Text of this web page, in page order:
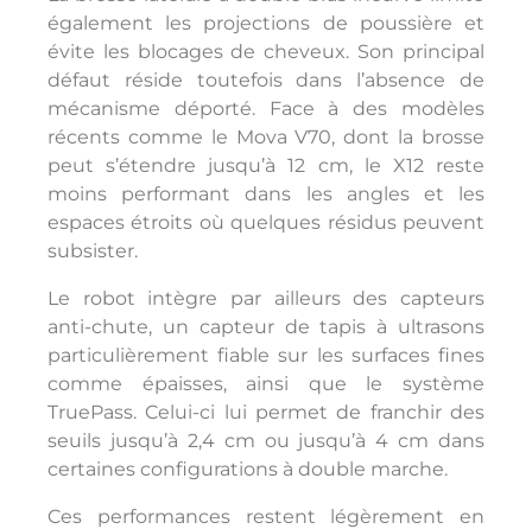
également les projections de poussière et
évite les blocages de cheveux. Son principal
défaut réside toutefois dans l’absence de
mécanisme déporté. Face à des modèles
récents comme le Mova V70, dont la brosse
peut s’étendre jusqu’à 12 cm, le X12 reste
moins performant dans les angles et les
espaces étroits où quelques résidus peuvent
subsister.
Le robot intègre par ailleurs des capteurs
anti-chute, un capteur de tapis à ultrasons
particulièrement fiable sur les surfaces fines
comme épaisses, ainsi que le système
TruePass. Celui-ci lui permet de franchir des
seuils jusqu’à 2,4 cm ou jusqu’à 4 cm dans
certaines configurations à double marche.
Ces performances restent légèrement en